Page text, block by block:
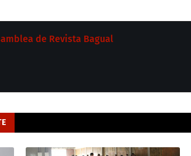
de Revista Bagual